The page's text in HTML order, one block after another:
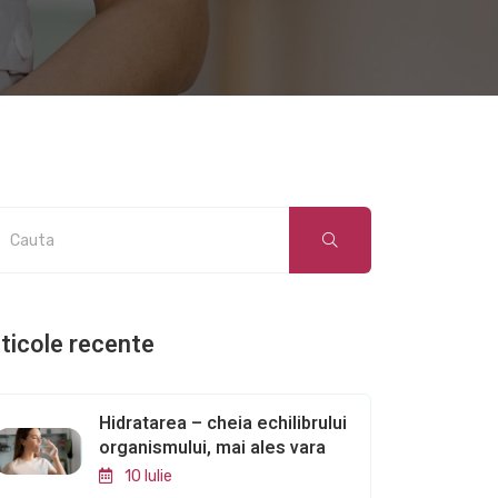
recente
Hidratarea – cheia echilibrului
organismului, mai ales vara
10 Iulie